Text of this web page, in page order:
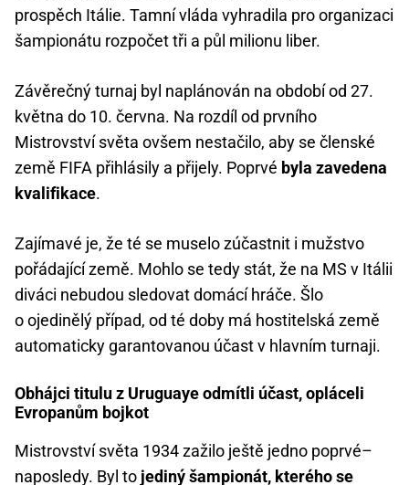
prospěch Itálie. Tamní vláda vyhradila pro organizaci
šampionátu rozpočet tři a půl milionu liber.
Závěrečný turnaj byl naplánován na období od 27.
května do 10. června. Na rozdíl od prvního
Mistrovství světa ovšem nestačilo, aby se členské
země FIFA přihlásily a přijely. Poprvé byla zavedena
kvalifikace.
Zajímavé je, že té se muselo zúčastnit i mužstvo
pořádající země. Mohlo se tedy stát, že na MS v Itálii
diváci nebudou sledovat domácí hráče. Šlo
o ojedinělý případ, od té doby má hostitelská země
automaticky garantovanou účast v hlavním turnaji.
Obhájci titulu z Uruguaye odmítli účast, opláceli
Evropanům bojkot
Mistrovství světa 1934 zažilo ještě jedno poprvé–
naposledy. Byl to jediný šampionát, kterého se